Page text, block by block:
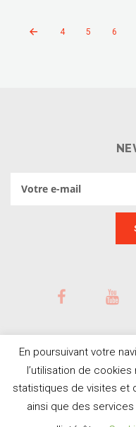
4 5 6
©
En poursuivant votre
l’utilisation de
statistiques de visites et
ainsi que des